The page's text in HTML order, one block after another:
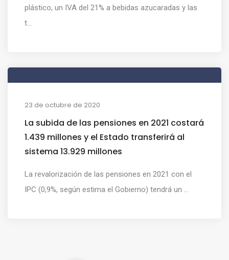
plástico, un IVA del 21% a bebidas azucaradas y las
t...
23 de octubre de 2020
La subida de las pensiones en 2021 costará
1.439 millones y el Estado transferirá al
sistema 13.929 millones
La revalorización de las pensiones en 2021 con el
IPC (0,9%, según estima el Gobierno) tendrá un ...